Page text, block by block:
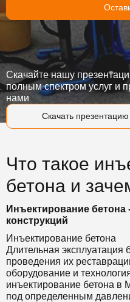
Скачать презентацию
Скачайте нашу
полным спектром услуг и
нами
Что такое
бетона и
Инъектирование
конструкций
Инъектирование бетона
Длительная эксплуатация
проведения их
оборудование и
инъектирование бетона в
под определенным